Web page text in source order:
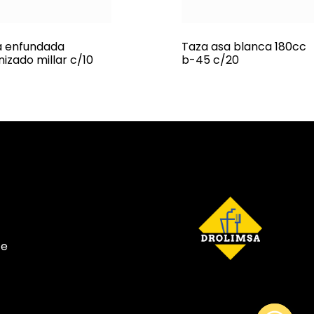
enfundada
millar c/10
Taza asa blanca 180cc
b-45 c/20